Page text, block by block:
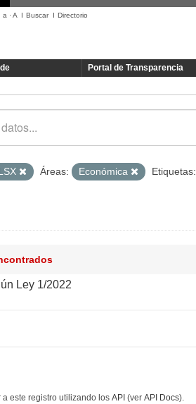
a ·A I BuscarI Directorio
Portal de Transparencia
Áreas: Económica Etiquetas:
Ley 1/2022
este registro utilizando los API (ver API Docs).